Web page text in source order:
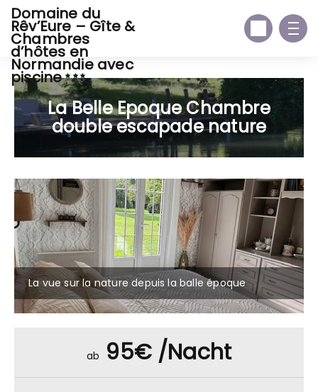
Domaine du
Rêv’Eure – Gîte &
Chambres
d’hôtes en
Normandie avec
piscine
La Belle Epoque Chambre
double escapade nature
La vue sur la nature depuis la balle époque
ab 95€ /Nacht